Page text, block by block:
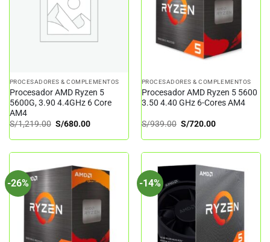
PROCESADORES & COMPLEMENTOS
Procesador AMD Ryzen 5
5600G, 3.90 4.4GHz 6 Core
AM4
S/1,219.00 El
original
S/1,219.00.
S/680.00El
actual
S/680.00.
PROCESADORES & COMPLEMENTOS
Procesador AMD Ryzen 5 5600
3.50 4.40 GHz 6-Cores AM4
S/939.00 El
original
S/939.00.
S/720.00El
actual
S/720.00.
-26% -14%